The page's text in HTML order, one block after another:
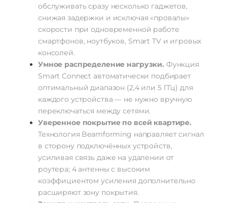
обслуживатьсразунесколько гаджетов,
снижая задержки и исключая «провалы»
скорости при одновременной работе
смартфонов, ноутбуков, Smart TVи игровых
консолей.
Умное распределение нагрузки. Функция
Smart Connect автоматически подбирает
оптимальный диапазон (2,4или 5ГГц) для
каждого устройства — не нужно вручную
переключаться между сетями.
Уверенноепокрытиепо всей квартире.
Технология Beamforming направляетсигнал
в сторонуподключённыхустройств,
усиливая связь даже на удалении от
роутера; 4антенны с высоким
коэффициентом усиления дополнительно
расширяютзону покрытия.